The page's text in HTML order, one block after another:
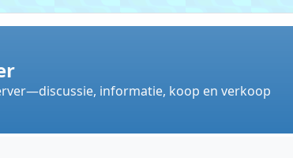
informatie, koop en verkoop